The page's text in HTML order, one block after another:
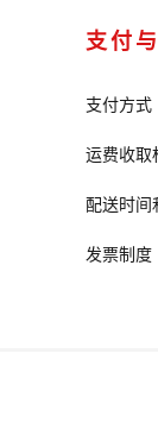
支付
支付方式
运费收取
配送时间
发票制度